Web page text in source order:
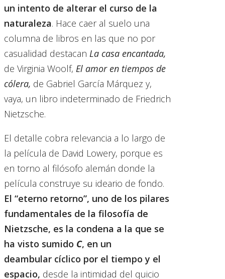
un intento de alterar el curso de la
naturaleza. Hace caer al suelo una
columna de libros en las que no por
casualidad destacan La casa encantada,
de Virginia Woolf, El amor en tiempos de
cólera, de Gabriel García Márquez y,
vaya, un libro indeterminado de Friedrich
Nietzsche.
El detalle cobra relevancia a lo largo de
la película de David Lowery, porque es
en torno al filósofo alemán donde la
película construye su ideario de fondo.
El “eterno retorno”, uno de los pilares
fundamentales de la filosofía de
Nietzsche, es la condena a la que se
ha visto sumido C, en un
deambular cíclico por el tiempo y el
espacio, desde la intimidad del quicio